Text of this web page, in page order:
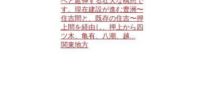
す。現在建設が進む豊洲〜
住吉間と、既存の住吉〜押
上間を経由し、押上から四
ツ木、亀有、八潮、越...
関東地方